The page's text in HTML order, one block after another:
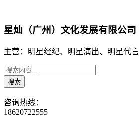
星灿（广州）文化发展有限公司
主营：明星经纪、明星演出、明星代言
咨询热线：
18620722555